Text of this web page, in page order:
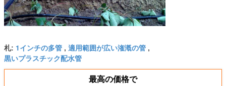
札: 1インチの多管 , 適用範囲が広い潅漑の管 ,
黒いプラスチック配水管
最高の価格で